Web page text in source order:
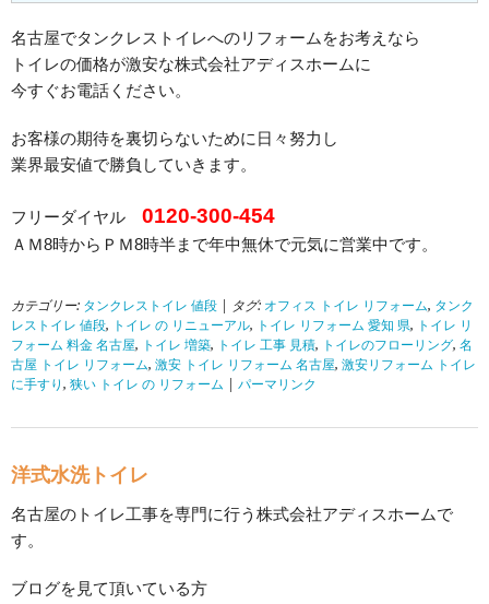
名古屋でタンクレストイレへのリフォームをお考えなら
トイレの価格が激安な株式会社アディスホームに
今すぐお電話ください。
お客様の期待を裏切らないために日々努力し
業界最安値で勝負していきます。
フリーダイヤル 0120-300-454
ＡＭ8時からＰＭ8時半まで年中無休で元気に営業中です。
カテゴリー: タンクレストイレ 値段 | タグ: オフィス トイレ リフォーム, タンク
レストイレ 値段, トイレ の リニューアル, トイレ リフォーム 愛知 県, トイレ リ
フォーム 料金 名古屋, トイレ 増築, トイレ 工事 見積, トイレのフローリング, 名
古屋 トイレ リフォーム, 激安 トイレ リフォーム 名古屋, 激安リフォーム トイレ
に手すり , 狭い トイレ の リフォーム パーマリンク
洋式水洗トイレ
名古屋のトイレ工事を専門に行う株式会社アディスホームで
す。
ブログを見て頂いている方